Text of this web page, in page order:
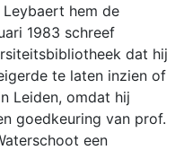
hem de
1983 schreef
dat hij
te laten inzien of
Leiden, omdat hij
goedkeuring van prof.
een